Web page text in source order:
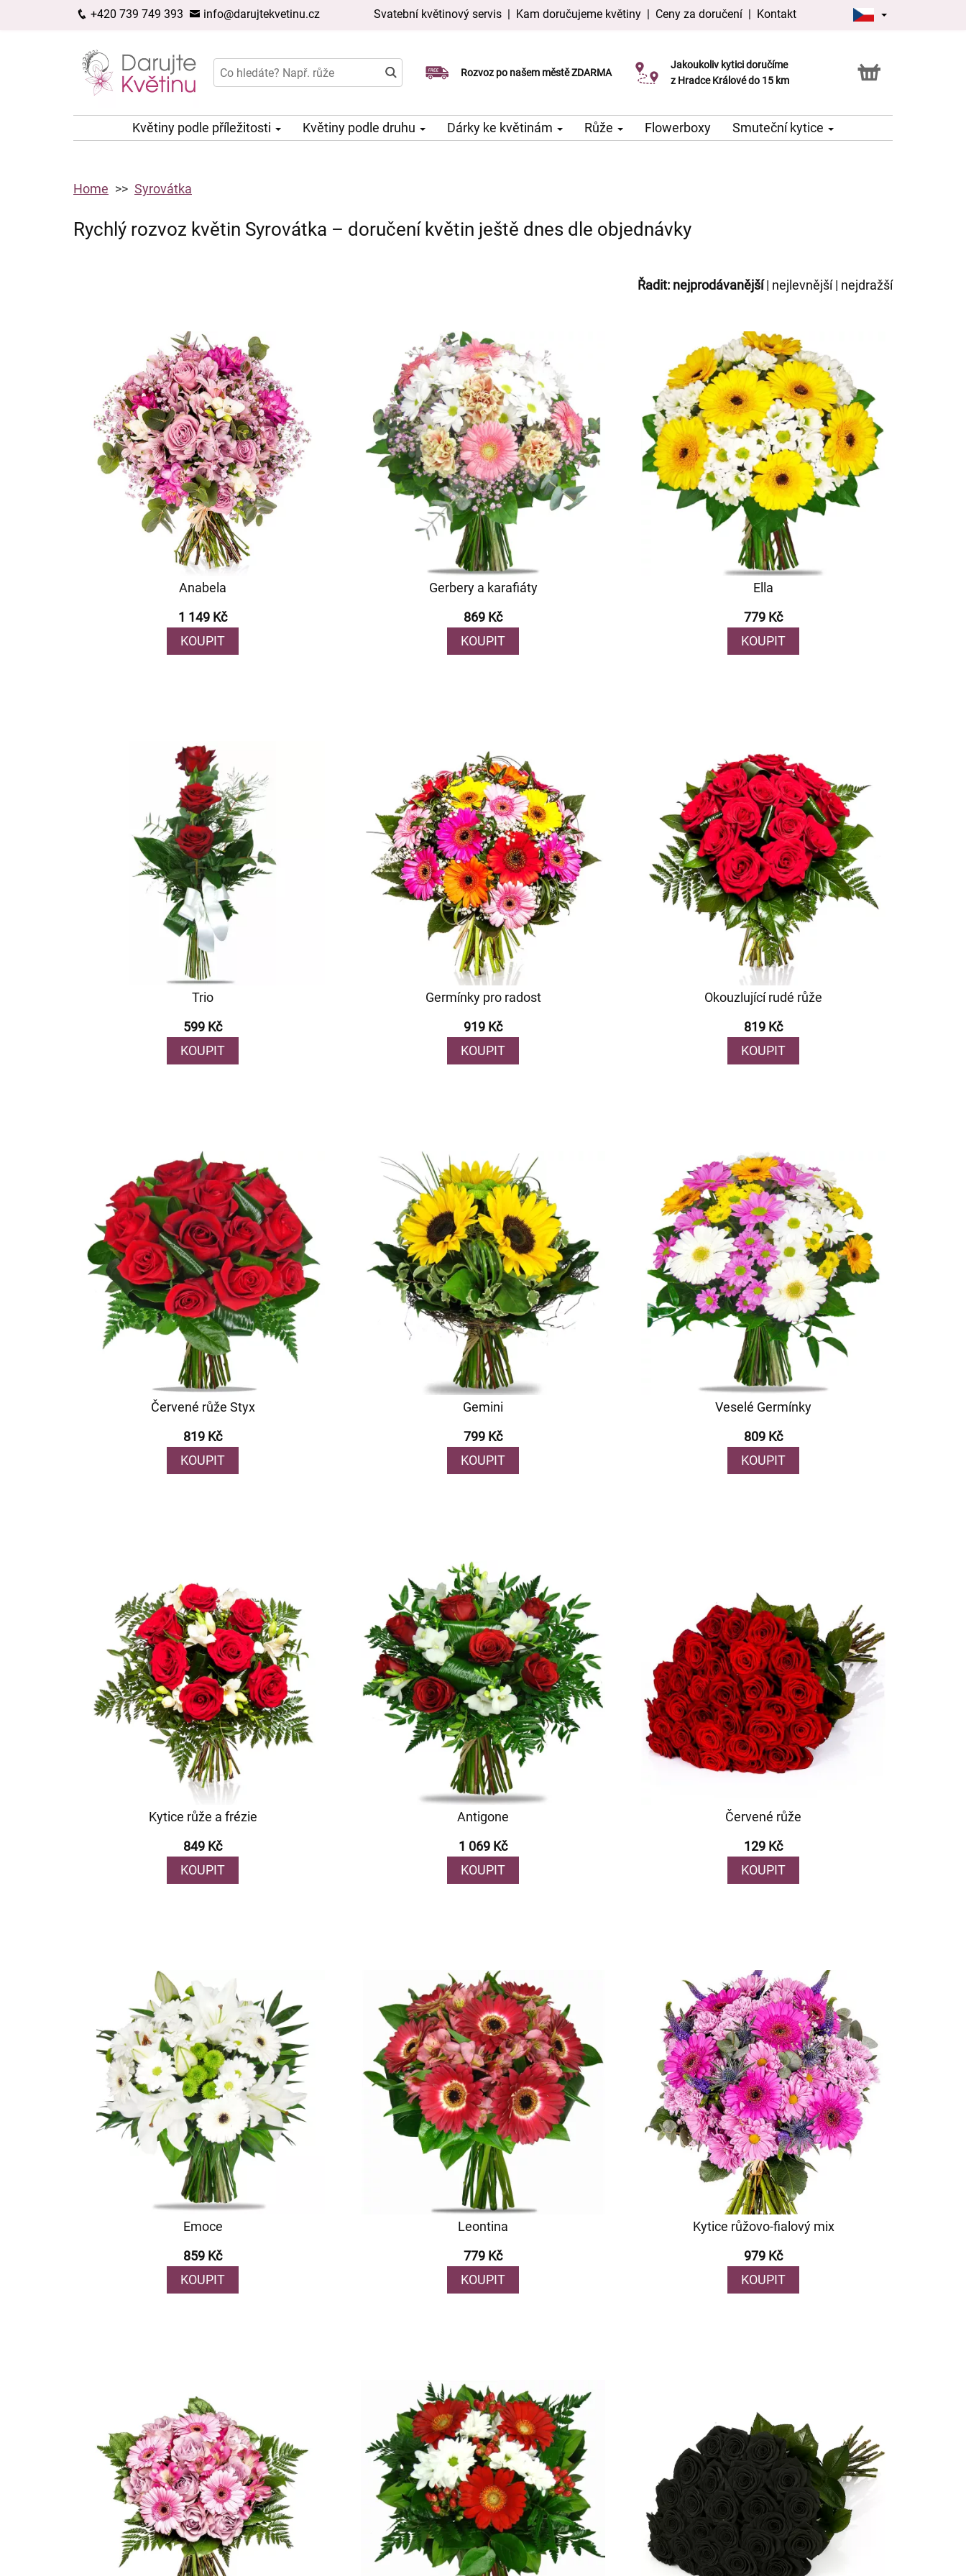
+420 739 749 393 info@darujtekvetinu.cz Svatební květinový servis | Kam doručujeme květiny | Ceny za doručení | Kontakt
Rozvoz po našem městě ZDARMA
Doručujeme již v den objednávky
Možný výběr času a dne doručení
Jakoukoliv kytici doručíme
z Hradce Králové do 15 km
Možnost vyzvednout v naší květince
Květiny podle příležitosti Květiny podle druhu Dárky ke květinám Růže Flowerboxy Smuteční kytice
Home Syrovátka
Rychlý rozvoz květin Syrovátka – doručení květin ještě dnes dle objednávky
Řadit: nejprodávanější| nejlevnější| nejdražší
Anabela
1 149 Kč
KOUPIT
Gerbery a karafiáty
869 Kč
KOUPIT
Ella
779 Kč
KOUPIT
Trio
599 Kč
KOUPIT
Germínky pro radost
919 Kč
KOUPIT
Okouzlující rudé růže
819 Kč
KOUPIT
Červené růže Styx
819 Kč
KOUPIT
Gemini
799 Kč
KOUPIT
Veselé Germínky
809 Kč
KOUPIT
Kytice růže a frézie
849 Kč
KOUPIT
Antigone
1 069 Kč
KOUPIT
Červené růže
129 Kč
KOUPIT
Emoce
859 Kč
KOUPIT
Leontina
779 Kč
KOUPIT
Kytice růžovo-fialový mix
979 Kč
KOUPIT